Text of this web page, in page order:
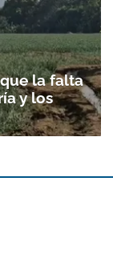
la falta
y los